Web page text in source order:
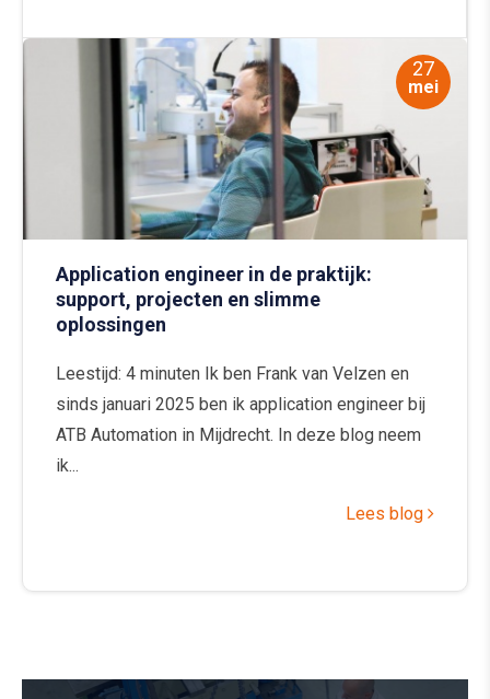
27
mei
Application engineer in de praktijk:
support, projecten en slimme
oplossingen
Leestijd: 4 minuten Ik ben Frank van Velzen en
sinds januari 2025 ben ik application engineer bij
ATB Automation in Mijdrecht. In deze blog neem
ik...
Lees blog